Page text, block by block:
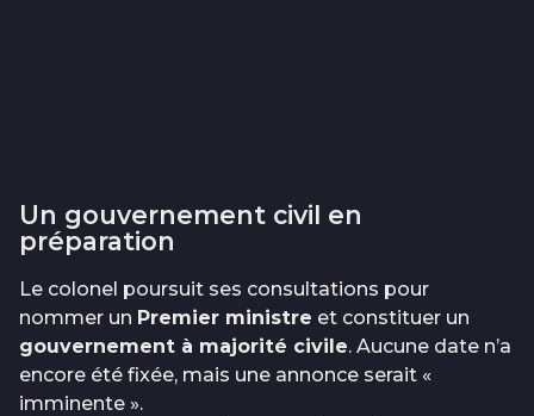
Un gouvernement civil en
préparation
Le colonel poursuit ses consultations pour
nommer un Premier ministre et constituer un
gouvernement à majorité civile. Aucune date n’a
encore été fixée, mais une annonce serait «
imminente ».